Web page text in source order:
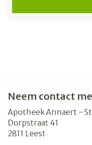
Neem contact
Apotheek Annaert -
Dorpstraat 41
2811 Leest